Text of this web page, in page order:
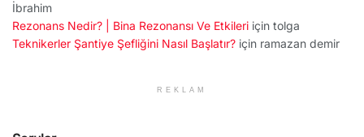
İbrahim
Rezonans Nedir? | Bina Rezonansı Ve Etkileri için tolga
Teknikerler Şantiye Şefliğini Nasıl Başlatır? için ramazan demir
REKLAM